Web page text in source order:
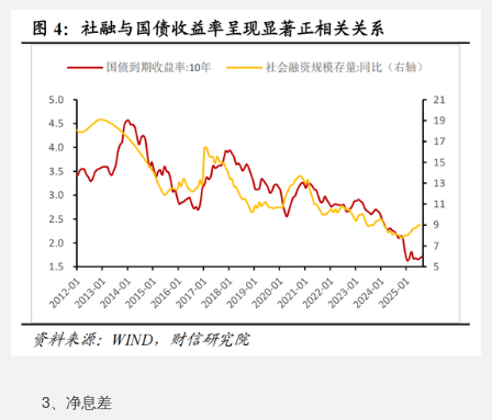
3、净息差